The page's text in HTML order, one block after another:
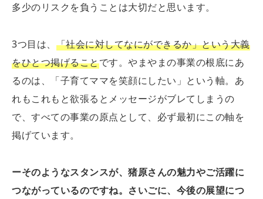
多少のリスクを負うことは大切だと思います。
3つ目は、 「社会に対してなにができるか」という大義
をひとつ掲げることです。やまやまの事業の根底にあ
るのは、「子育てママを笑顔にしたい」という軸。あ
れもこれもと欲張るとメッセージがブレてしまうの
で、すべての事業の原点として、必ず最初にこの軸を
掲げています。
ーそのようなスタンスが、猪原さんの魅力やご活躍に
つながっているのですね。さいごに、今後の展望につ